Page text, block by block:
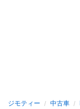
ジモティー 中古車